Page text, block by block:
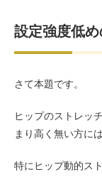
設定強度低
さて本題です。
ヒップのストレッ
まり高く無い方に
特にヒップ動的ス